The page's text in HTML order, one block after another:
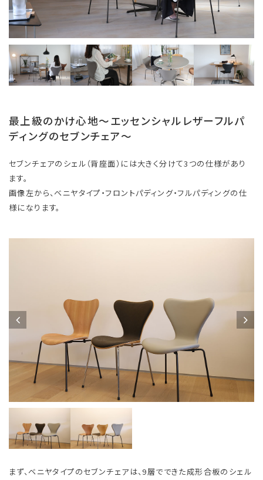
最上級のかけ心地～エッセンシャルレザーフルパ
ディングのセブンチェア～
セブンチェアのシェル（背座面）には大きく分けて3つの仕様があり
ます。
画像左から、ベニヤタイプ・フロントパディング・フルパディングの仕
様になります。
まず、ベニヤタイプのセブンチェアは、9層でできた成形合板のシェル